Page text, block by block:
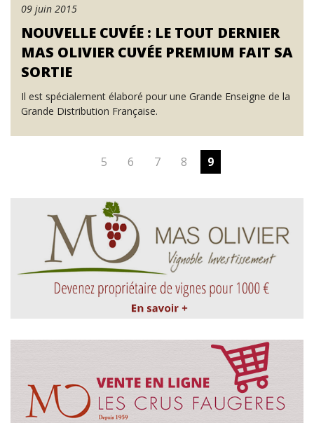
09 juin 2015
NOUVELLE CUVÉE : LE TOUT DERNIER
MAS OLIVIER CUVÉE PREMIUM FAIT SA
SORTIE
Il est spécialement élaboré pour une Grande Enseigne de la
Grande Distribution Française.
5 6 7 8 9